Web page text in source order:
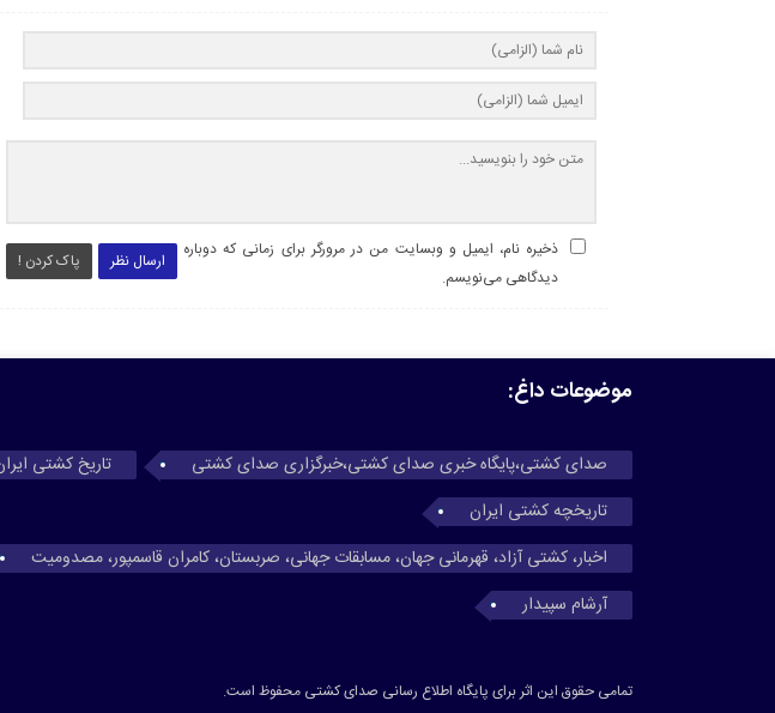
ارسال نظر پاک کردن !
ذخیره نام، ایمیل و وبسایت من در مرورگر برای زمانی که دوباره
دیدگاهی می‌نویسم.
موضوعات داغ:
صدای کشتی،پایگاه خبری صدای کشتی،خبرگزاری صدای کشتی
تاریخ کشتی
تاریخچه کشتی ایران
اخبار، کشتی آزاد، قهرمانی جهان، مسابقات جهانی، صربستان، کامران قاسمپور، مصدومیت
آرشام سپیدار
تمامی حقوق این اثر برای پایگاه اطلاع رسانی صدای کشتی محفوظ است.